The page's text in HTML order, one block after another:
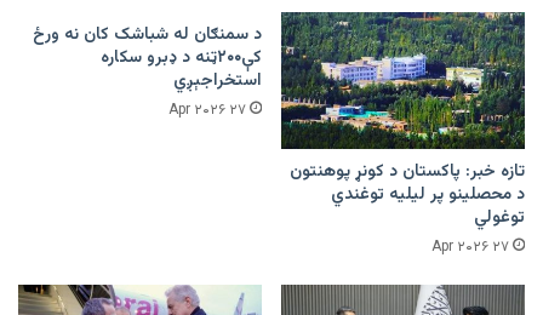
تازه خبر: پاکستان د کونړ پوهنتون
د محصلینو پر لیلیه توغندي
توغولي
۲۷ Apr ۲۰۲۶
د سمنګان له شباشک کان نه ورځ
کې۲۰۰ټنه د ډبرو سکاره
استخراجېږي
۲۷ Apr ۲۰۲۶